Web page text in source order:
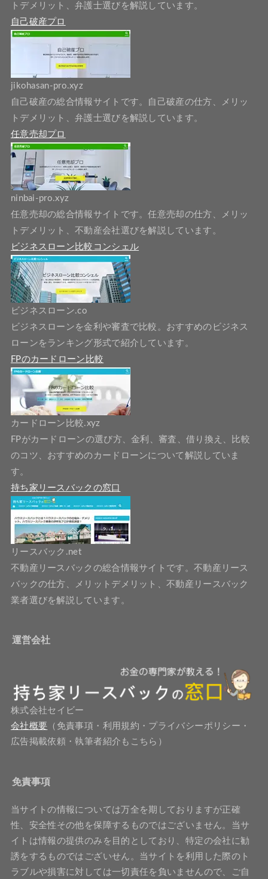
トデメリット、弁護士選びを解説しています。
自己破産プロ
jikohasan-pro.xyz
自己破産の総合情報サイトです。自己破産の仕方、メリッ
トデメリット、弁護士選びを解説しています。
任意売却プロ
ninbai-pro.xyz
任意売却の総合情報サイトです。任意売却の仕方、メリッ
トデメリット、不動産会社選びを解説しています。
ビジネスローン比較コンシェル
ビジネスローン.co
ビジネスローンを金利や審査で比較。おすすめのビジネス
ローンをランキング形式で紹介しています。
FPのカードローン比較
カードローン比較.xyz
FPがカードローンの選び方、金利、審査、借り換え、比較
のコツ、おすすめのカードローンについて解説していま
す。
持ち家リースバックの窓口
リースバック.net
不動産リースバックの総合情報サイトです。不動産リース
バックの仕方、メリットデメリット、不動産リースバック
業者選びを解説しています。
運営会社
株式会社セイビー
会社概要 （免責事項・利用規約・プライバシーポリシー・
広告掲載依頼・執筆者紹介もこちら）
免責事項
当サイトの情報については万全を期しておりますが正確
性、安全性その他を保障するものではございません。当サ
イトは情報の提供のみを目的としており、特定の会社に勧
誘をするものではございせん。当サイトを利用した際のト
ラブルや損害に対しては一切責任を負いませんので、ご自